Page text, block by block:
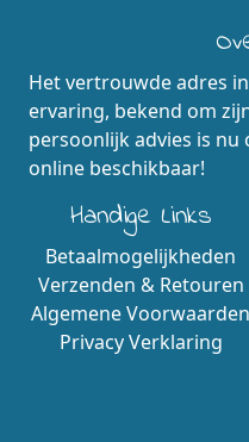
Het vertrouwde adres
ervaring, bekend om
persoonlijk advies is
online beschikbaar!
Handige Links
Betaalmogelijkheden
Verzenden & Retouren
Algemene Voorwaarden
Privacy Verklaring